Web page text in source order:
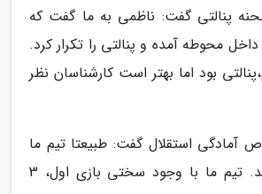
پنالتی گفت: ناظمی به ما گفت که
داخل محوطه آمده و پنالتی را تکرار کرد.
بود اما بهتر است کارشناسان نظر
آمادگی استقلال گفت: طبیعتا تیم ما
روز بهتر خواهد شد. تیم ما با وجود سختی بازی اول، 3